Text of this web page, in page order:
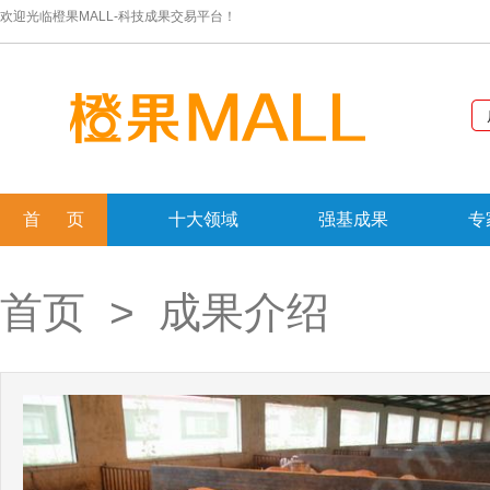
欢迎光临橙果MALL-科技成果交易平台！
首 页 十大领域 强基成果 专
首页 > 成果介绍